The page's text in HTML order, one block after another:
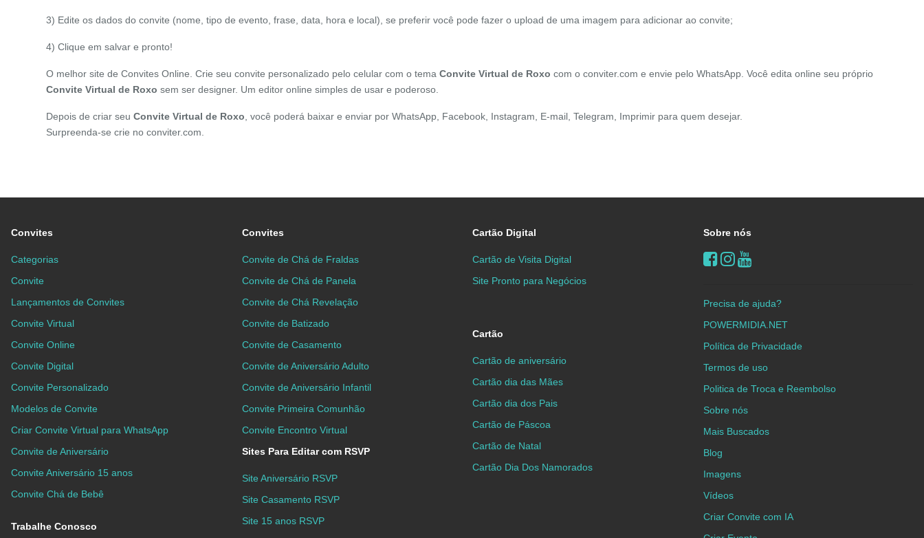
3) Edite os dados do convite (nome, tipo de evento, frase, data, hora e local), se preferir você pode fazer o upload de uma imagem para adicionar ao convite;
4) Clique em salvar e pronto!
O melhor site de Convites Online. Crie seu convite personalizado pelo celular com o temaConvite Virtual de Roxo com o conviter.com e envie pelo WhatsApp. Você edita online seu próprio
Convite Virtual de Roxo sem ser designer. Um editor online simples de usar e poderoso.
Depois de criar seuConvite Virtual de Roxo , você poderá baixar e enviar por WhatsApp, Facebook, Instagram, E-mail, Telegram, Imprimir para quem desejar.
Surpreenda-se crie no conviter.com.
Convites
Categorias
Convite
Lançamentos de Convites
Convite Virtual
Convite Online
Convite Digital
Convite Personalizado
Modelos de Convite
Criar Convite Virtual para WhatsApp
Convite de Aniversário
Convite Aniversário 15 anos
Convite Chá de Bebê
Trabalhe Conosco
Convites
Convite de Chá de Fraldas
Convite de Chá de Panela
Convite de Chá Revelação
Convite de Batizado
Convite de Casamento
Convite de Aniversário Adulto
Convite de Aniversário Infantil
Convite Primeira Comunhão
Convite Encontro Virtual
Sites Para Editar com RSVP
Site Aniversário RSVP
Site Casamento RSVP
Site 15 anos RSVP
Cartão Digital
Cartão de Visita Digital
Site Pronto para Negócios
Cartão
Cartão de aniversário
Cartão dia das Mães
Cartão dia dos Pais
Cartão de Páscoa
Cartão de Natal
Cartão Dia Dos Namorados
Sobre nós
Precisa de ajuda?
POWERMIDIA.NET
Política de Privacidade
Termos de uso
Politica de Troca e Reembolso
Sobre nós
Mais Buscados
Blog
Imagens
Vídeos
Criar Convite com IA